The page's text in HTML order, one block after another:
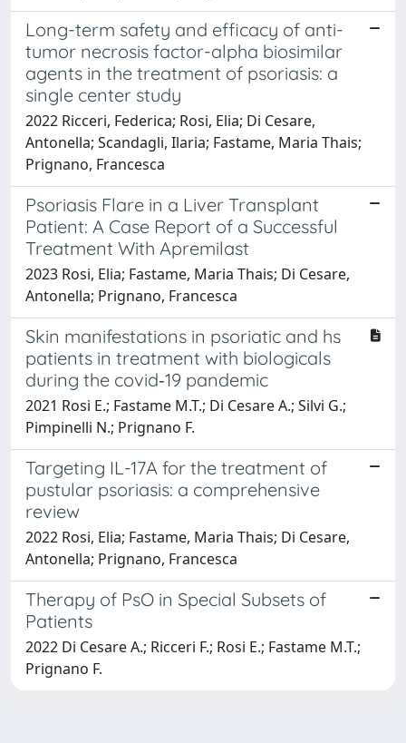
Long-term safety and efficacy of anti-
tumor necrosis factor-alpha biosimilar
agents in the treatment of psoriasis: a
single center study
2022 Ricceri, Federica; Rosi, Elia; Di Cesare,
Antonella; Scandagli, Ilaria; Fastame, Maria Thais;
Prignano, Francesca
Psoriasis Flare in a Liver Transplant
Patient: A Case Report of a Successful
Treatment With Apremilast
2023 Rosi, Elia; Fastame, Maria Thais; Di Cesare,
Antonella; Prignano, Francesca
Skin manifestations in psoriatic and hs
patients in treatment with biologicals
during the covid‐19 pandemic
2021 Rosi E.; Fastame M.T.; Di Cesare A.; Silvi G.;
Pimpinelli N.; Prignano F.
Targeting IL-17A for the treatment of
pustular psoriasis: a comprehensive
review
2022 Rosi, Elia; Fastame, Maria Thais; Di Cesare,
Antonella; Prignano, Francesca
Therapy of PsO in Special Subsets of
Patients
2022 Di Cesare A.; Ricceri F.; Rosi E.; Fastame M.T.;
Prignano F.